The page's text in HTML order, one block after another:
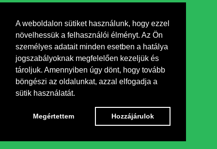
A weboldalon sütiket használunk, hogy ezzel
növelhessük a felhasználói élményt. Az Ön
személyes adatait minden esetben a hatálya
jogszabályoknak megfelelően kezeljük és
tároljuk. Amennyiben úgy dönt, hogy tovább
böngészi az oldalunkat, azzal elfogadja a
sütik használatát.
Megértettem Hozzájárulok
Opening by József Tóth Füles